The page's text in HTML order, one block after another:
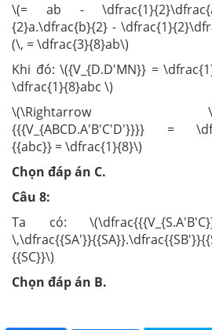
\(= ab -
{2}a.\dfrac{b}{2} -
(\, = \dfrac{3}{8}ab\)
Khi đó: \({V_{D.D'MN}} =
\dfrac{1}{8}abc \)
\(\Rightarrow
{{{V_{ABCD.A'B'C'D'}}}} =
{{abc}} = \dfrac{1}{8}\)
Chọn đáp án C.
Câu 8:
Ta có:
{{SC}}\)
Chọn đáp án B.